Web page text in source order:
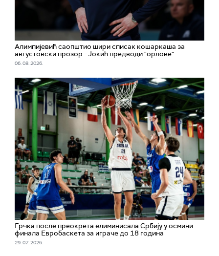
Алимпијевић саопштио шири списак кошаркаша за
августовски прозор - Јокић предводи "орлове"
06. 08. 2026.
Грчка после преокрета елиминисала Србију у осмини
финала Евробаскета за играче до 18 година
29. 07. 2026.